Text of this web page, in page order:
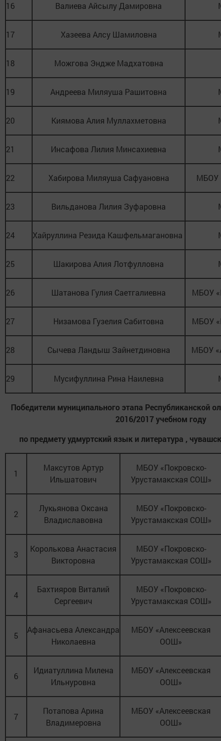
16 Валиева Айсылу Дамировна
17 Хазеева Алсу Шамиловна
18 Можгова Эндже Мадхатовна
19 Андреева Миляуша Рашитовна
20 Киямова Алия Муллахметовна
21 Инсафова Лилия Минсахиевна
22 Хабирова Миляуша Сафуановна МБОУ
23 Вильданова Лилия Зуфаровна
24 Хайруллина Резида Кашфельмагановна
25 Шакирова Алия Лотфулловна
26 Шатанова Гулия Саетгалиевна МБОУ
27 Низамова Гузелия Сабитовна МБОУ
28 Сычева Ландыш Зайнетдиновна МБОУ
29 Мусифуллина Рина Наилевна
Победители муниципального этапа Республиканской
2016/2017 учебном году
по предмету удмуртский язык и литература ,
1
Максутов Артур
Ильшатович
МБОУ «Покровско-
Урустамакская СОШ»
2
Лукьянова Оксана
Владиславовна
МБОУ «Покровско-
Урустамакская СОШ»
3
Королькова Анастасия
Викторовна
МБОУ «Покровско-
Урустамакская СОШ»
4
Бахтияров Виталий
Сергеевич
МБОУ «Покровско-
Урустамакская СОШ»
5
Афанасьева Александра
Николаевна
МБОУ «Алексеевская
ООШ»
6
Идиатуллина Милена
Ильнуровна
МБОУ «Алексеевская
ООШ»
7
Потапова Арина
Владимеровна
МБОУ «Алексеевская
ООШ»